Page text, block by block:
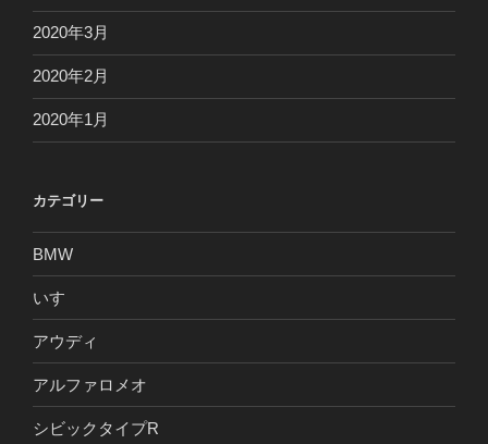
2020年3月
2020年2月
2020年1月
カテゴリー
BMW
いすゞ
アウディ
アルファロメオ
シビックタイプR